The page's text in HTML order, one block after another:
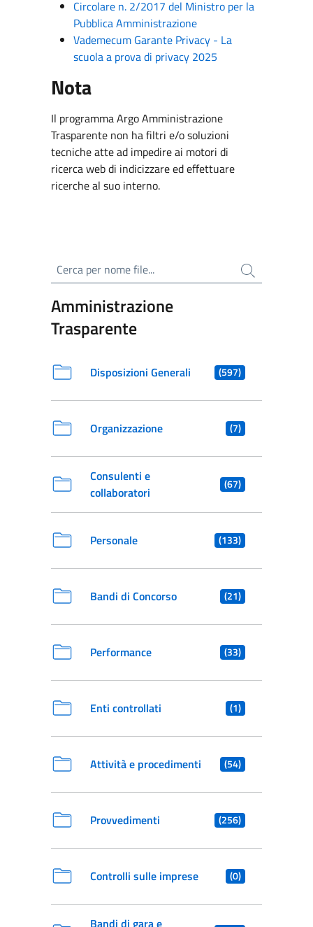
Circolare n. 2/2017 del Ministro per la
Pubblica Amministrazione
Vademecum Garante Privacy - La
scuola a prova di privacy 2025
Nota
Il programma Argo Amministrazione
Trasparente non ha filtri e/o soluzioni
tecniche atte ad impedire ai motori di
ricerca web di indicizzare ed effettuare
ricerche al suo interno.
Cerca per nome file
Amministrazione
Trasparente
Disposizioni Generali (597)
Organizzazione (7)
Consulenti e
collaboratori
(67)
Personale (133)
Bandi di Concorso (21)
Performance (33)
Enti controllati (1)
Attività e procedimenti (54)
Provvedimenti (256)
Controlli sulle imprese (0)
Bandi di gara e